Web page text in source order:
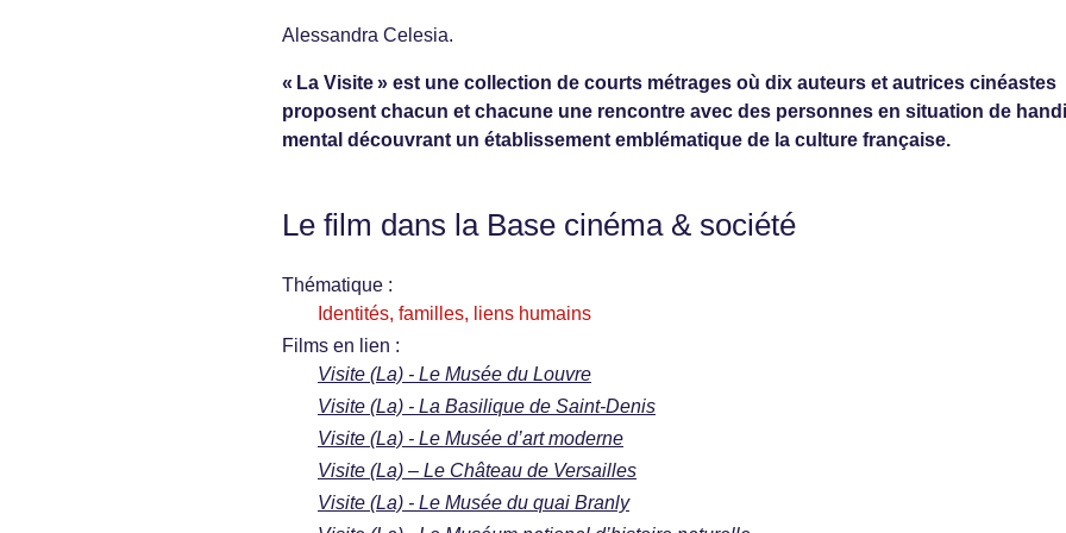
Alessandra Celesia.
« La Visite » est une collection de courts métrages où dix auteurs et autrices cinéastes
proposent chacun et chacune une rencontre avec des personnes en situation de
mental découvrant un établissement emblématique de la culture française.
Le film dans la Base cinéma & société
Thématique :
Identités, familles, liens humains
Films en lien :
Visite (La) - Le Musée du Louvre
Visite (La) - La Basilique de Saint-Denis
Visite (La) - Le Musée d’art moderne
Visite (La) – Le Château de Versailles
Visite (La) - Le Musée du quai Branly